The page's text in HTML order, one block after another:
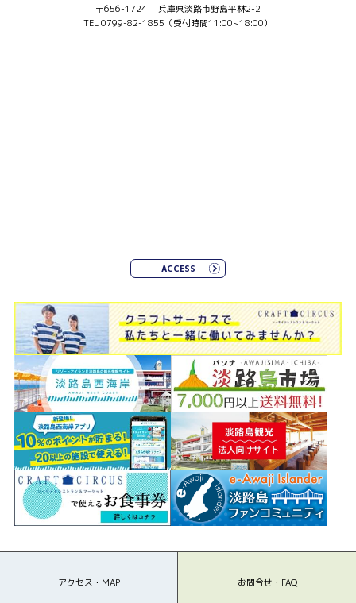
〒656-1724 兵庫県淡路市野島平林2-2
TEL 0799-82-1855（受付時間11:00~18:00）
ACCESS
アクセス・MAP お問合せ・FAQ